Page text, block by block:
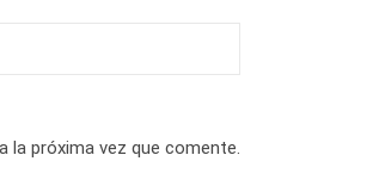
la próxima vez que comente.